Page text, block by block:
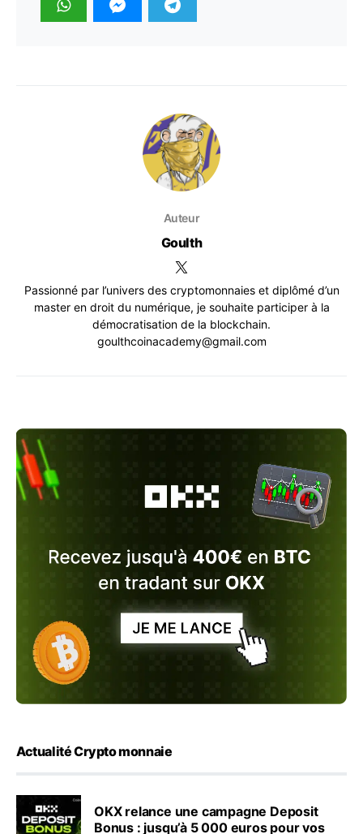
Auteur
Goulth
Passionné par l’univers des cryptomonnaies et diplômé d’un
master en droit du numérique, je souhaite participer à la
démocratisation de la blockchain.
goulthcoinacademy@gmail.com
Actualité Crypto monnaie
OKX relance une campagne Deposit
Bonus : jusqu’à 5 000 euros pour vos